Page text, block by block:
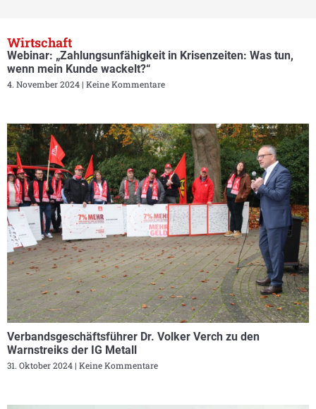
Wirtschaft
Webinar: „Zahlungsunfähigkeit in Krisenzeiten: Was tun,
wenn mein Kunde wackelt?“
4. November 2024 Keine Kommentare
Verbandsgeschäftsführer Dr. Volker Verch zu den
Warnstreiks der IG Metall
31. Oktober 2024 Keine Kommentare